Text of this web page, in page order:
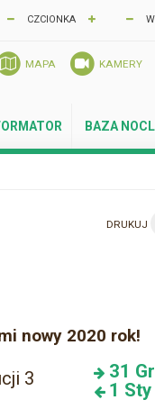
CZCIONKA
MAPA KAMERY
BAZA
DRUKUJ
nowy 2020 rok!
3
31
1